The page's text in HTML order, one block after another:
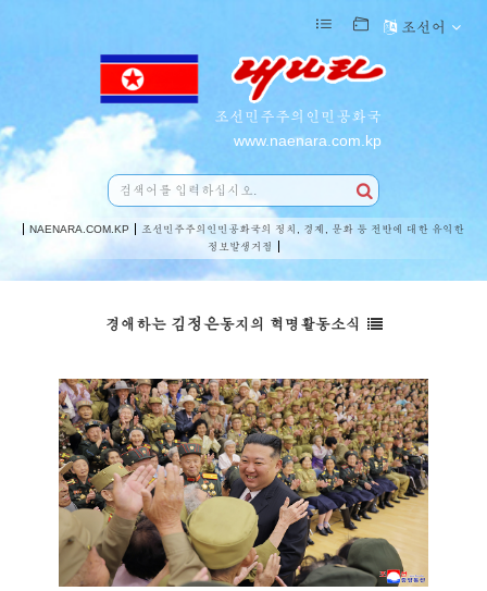
조선민주주의인민공화국
www.naenara.com.kp
조선어
NAENARA.COM.KP
조선민주주의인민공화국의 정치, 경제, 문화 등 전반에 대한 유익한
정보발생거점
경애하는 김정은동지의 혁명활동소식